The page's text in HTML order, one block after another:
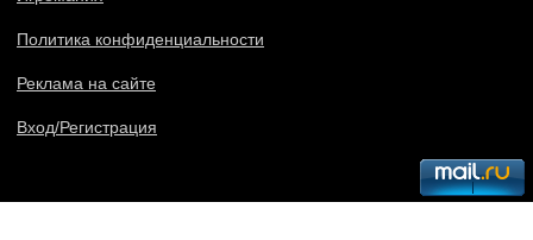
Политика конфиденциальности
Реклама на сайте
Вход/Регистрация